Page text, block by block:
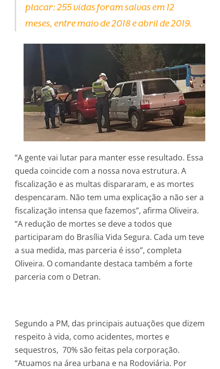
placar: 255 vidas foram salvas em 12
meses, entre maio de 2018 e abril de 2019.
“A gente vai lutar para manter esse resultado. Essa
queda coincide com a nossa nova estrutura. A
fiscalização e as multas dispararam, e as mortes
despencaram. Não tem uma explicação a não ser a
fiscalização intensa que fazemos”, afirma Oliveira.
“A redução de mortes se deve a todos que
participaram do Brasília Vida Segura. Cada um teve
a sua medida, mas parceria é isso”, completa
Oliveira. O comandante destaca também a forte
parceria com o Detran.
Segundo a PM, das principais autuações que dizem
respeito à vida, como acidentes, mortes e
sequestros, 70% são feitas pela corporação.
“Atuamos na área urbana e na Rodoviária. Por